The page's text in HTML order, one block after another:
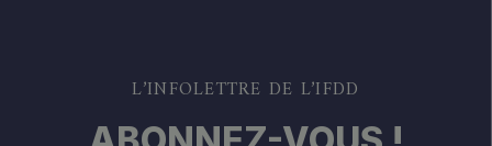
L’INFOLETTRE DE L’IFDD